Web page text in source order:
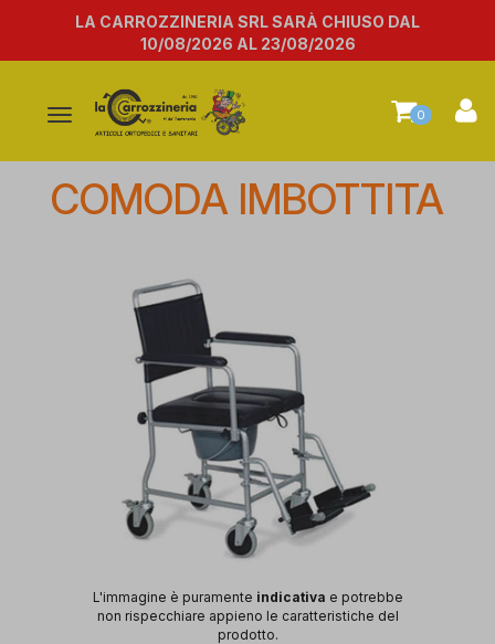
LA CARROZZINERIA SRL SARÀ CHIUSO DAL
10/08/2026 AL 23/08/2026
Attiva/disattiva
navigazione
0
COMODA IMBOTTITA
L'immagine è puramente indicativa e potrebbe
non rispecchiare appieno le caratteristiche del
prodotto.